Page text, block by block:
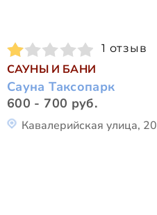
1 отзыв
САУНЫ И БАНИ
Сауна Таксопарк
600 - 700 руб.
Кавалерийская улица, 20